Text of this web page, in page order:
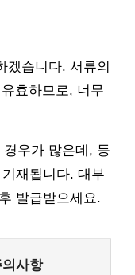
겠습니다. 서류의
효하므로, 너무
우가 많은데, 등
재됩니다. 대부
발급받으세요.
의사항